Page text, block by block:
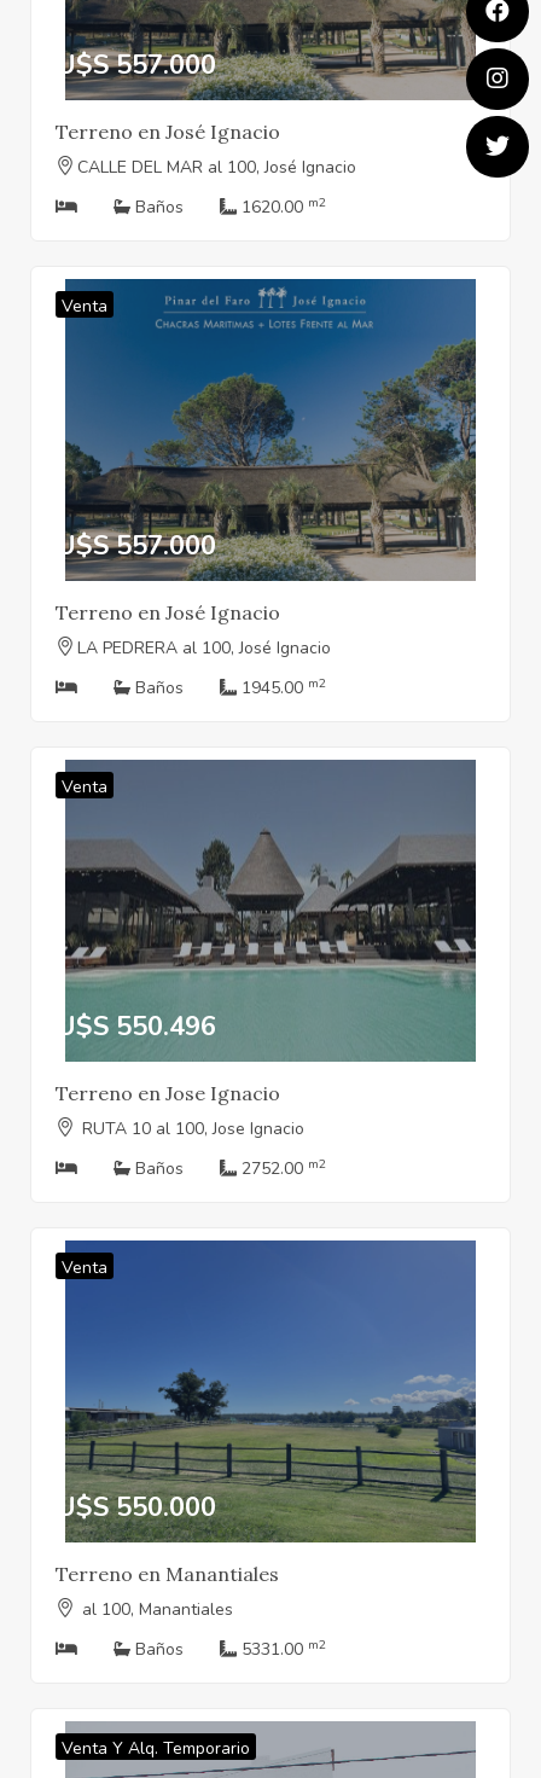
U$S 557.000
Terreno en José Ignacio
CALLE DEL MAR al 100, José Ignacio
Baños
1620.00 m2
Venta
U$S 557.000
Terreno en José Ignacio
LA PEDRERA al 100, José Ignacio
Baños
1945.00 m2
Venta
U$S 550.496
Terreno en Jose Ignacio
RUTA 10 al 100, Jose Ignacio
Baños
2752.00 m2
Venta
U$S 550.000
Terreno en Manantiales
al 100, Manantiales
Baños
5331.00 m2
Venta Y Alq. Temporario